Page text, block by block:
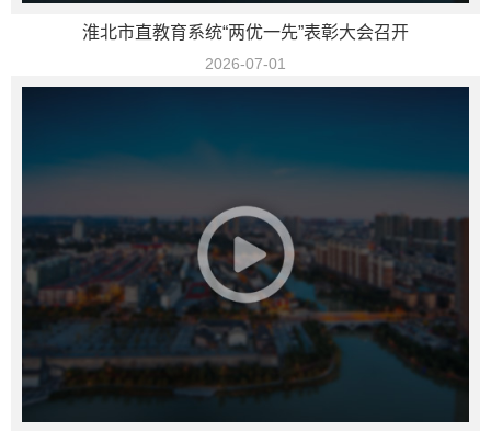
淮北市直教育系统“两优一先”表彰大会召开
2026-07-01